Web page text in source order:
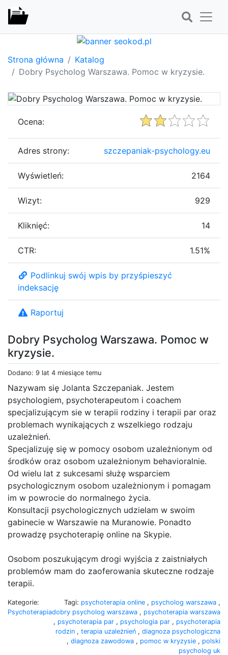
Strona główna
Katalog
Dobry Psycholog Warszawa. Pomoc w kryzysie.
Dobry Psycholog Warszawa. Pomoc w
kryzysie.
Dodano: 9 lat 4 miesiące temu
Nazywam się Jolanta Szczepaniak. Jestem
psychologiem, psychoterapeutom i coachem
specjalizującym sie w terapii rodziny i terapii par oraz
problemach wynikających z wszelkiego rodzaju
uzależnień.
Specjalizuję się w pomocy osobom uzależnionym od
środków oraz osobom uzależnionym behavioralnie.
Od wielu lat z sukcesami służę wsparciem
psychologicznym osobom uzależnionym i pomagam
im w powrocie do normalnego życia.
Konsultacji psychologicznych udzielam w swoim
gabinecie w Warszawie na Muranowie. Ponadto
prowadzę psychoterapię online na Skypie.
Osobom poszukującym drogi wyjścia z zaistniałych
problemów mam do zaoferowania skuteczne rodzaje
terapii.
Kategorie:
Psychoterapia
Tagi: psychoterapia online , psycholog warszawa ,
dobry psycholog warszawa , psychoterapia warszawa
, psychoterapia par , psychologia par , psychoterapia
rodzin , terapia uzależnień , diagnoza psychologiczna
, diagnoza zawodowa , pomoc w kryzysie , polski
psycholog uk
Ocena:
Adres strony: szczepaniak-psychology.eu
Wyświetleń: 2164
Wizyt: 929
Kliknięć: 14
CTR: 1.51%
Podlinkuj swój wpis by przyśpieszyć
indeksację
Raportuj